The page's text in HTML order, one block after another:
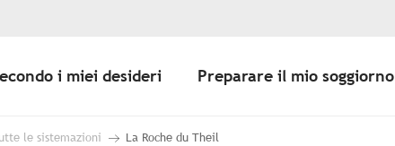
i miei desideri Preparare il mio soggiorno
le sistemazioni La Roche du Theil